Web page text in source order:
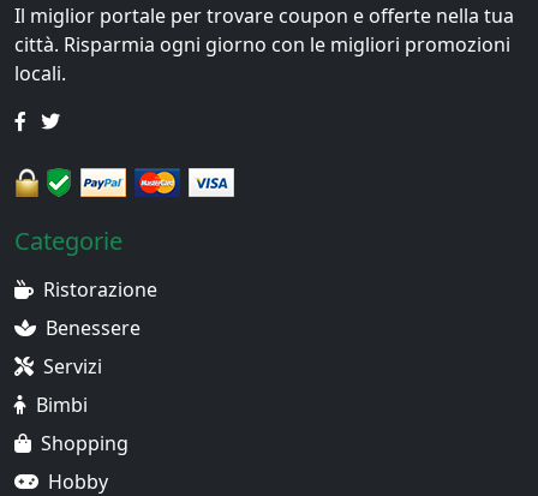
Il miglior portale per trovare coupon e offerte nella tua
città. Risparmia ogni giorno con le migliori promozioni
locali.
Categorie
Ristorazione
Benessere
Servizi
Bimbi
Shopping
Hobby